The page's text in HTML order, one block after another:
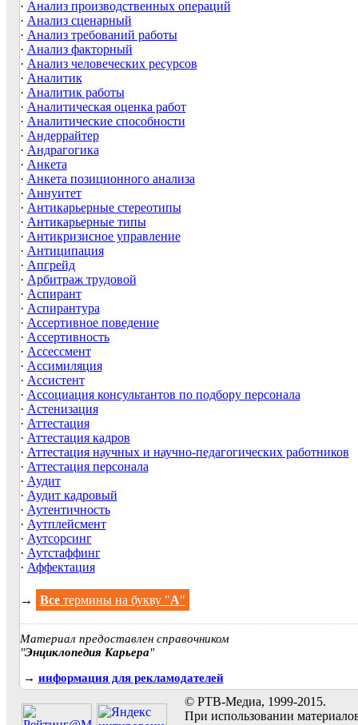
· Анализ производственных операций
· Анализ сценарный
· Анализ требований работы
· Анализ факторный
· Анализ человеческих ресурсов
· Аналитик
· Аналитик работы
· Аналитическая оценка работ
· Аналитические способности
· Андеррайтер
· Андрагогика
· Анкета
· Анкета позиционного анализа
· Аннуитет
· Антикарьерные стереотипы
· Антикарьерные типы
· Антикризисное управление
· Антиципация
· Апгрейд
· Арбитраж трудовой
· Аспирант
· Аспирантура
· Ассертивное поведение
· Ассертивность
· Ассессмент
· Ассимиляция
· Ассистент
· Ассоциация консультантов по подбору персонала
· Астенизация
· Аттестация
· Аттестация кадров
· Аттестация научных и научно-педагогических работников
· Аттестация персонала
· Аудит
· Аудит кадровый
· Аутентичность
· Аутплейсмент
· Аутсорсинг
· Аутстаффинг
· Аффектация
→ Всетермины на букву "А"
Материал предоставлен справочником
"Энциклопедия Карьера"
→ информация для рекламодателей
© РТВ-Медиа, 1999-2015.
При использовании